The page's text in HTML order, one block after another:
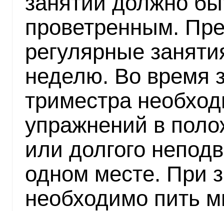
проветренным.
регулярные
неделю. Во время
триместра
упражнений в
или долгого
одном месте. При
необходимо пить